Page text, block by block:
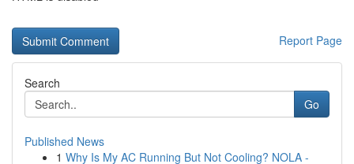
Report Page
Search
Go
Published News
1 Why Is My AC Running But Not Cooling? NOLA -